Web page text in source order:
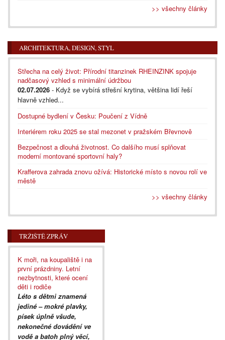
>> všechny články
ARCHITEKTURA, DESIGN, STYL
Střecha na celý život: Přírodní titanzinek RHEINZINK spojuje
nadčasový vzhled s minimální údržbou
02.07.2026 - Když se vybírá střešní krytina, většina lidí řeší
hlavně vzhled...
Dostupné bydlení v Česku: Poučení z Vídně
Interiérem roku 2025 se stal mezonet v pražském Břevnově
Bezpečnost a dlouhá životnost. Co dalšího musí splňovat
moderní montované sportovní haly?
Krafferova zahrada znovu ožívá: Historické místo s novou rolí ve
městě
>> všechny články
TRŽIŠTĚ ZPRÁV
K moři, na koupaliště i na
první prázdniny. Letní
nezbytnosti, které ocení
děti i rodiče
Léto s dětmi znamená
jediné – mokré plavky,
písek úplně všude,
nekonečné dovádění ve
vodě a batoh plný věcí,